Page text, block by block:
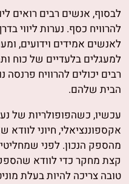
לבסוף, אנשים רבים רואים
להרוויח כסף. נערות ליווי
לאנשים אמידים וידועים,
למעגלים בלעדיים של כוח
רבים יכולים להרוויח
הבית שלהם.
עכשיו, כשהפופולריות של
אקספוננציאלי, חיוני
מהספק הנכון. לפני
קצת מחקר כדי לוודא שהספק
טובה צריכה להיות בעלת